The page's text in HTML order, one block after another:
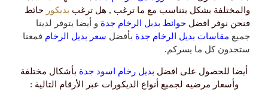
والمختلفة بشكل يتناسب مع ما ترغب , هل ترغب بديكور حائط
فنحن نوفر افضل حوائط بدبل الرخام جدة و أيضا يتوفر لدينا
جميع مقاسات بديل الرخام جدة بأفضل سعر بديل الرخام فمعنا
ستجدون كل ما يسركم.
أيضا للحصول على افضل بديل رخام اسود جدة بأشكال مختلفة
وأسعار مرضيه لجميع أنواع الديكورات عبر الأرقام التالية :